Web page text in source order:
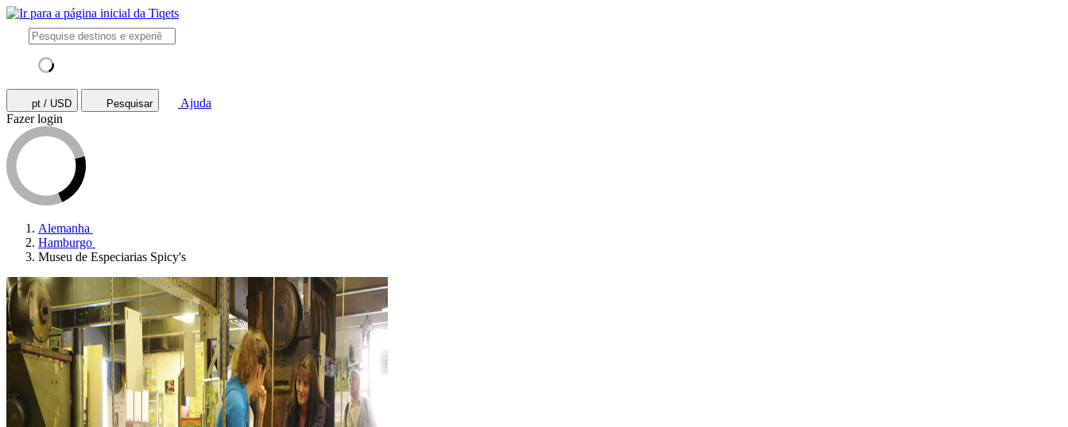
pt / USD Pesquisar
Ajuda
Fazer login
Alemanha
Hamburgo
Museu de Especiarias Spicy's